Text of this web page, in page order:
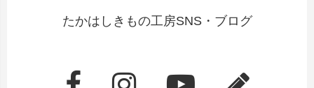
たかはしきもの工房SNS・ブログ